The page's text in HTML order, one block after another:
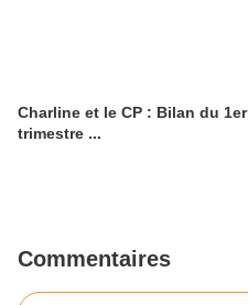
Charline et le CP : Bilan du 1er
trimestre ...
Commentaires